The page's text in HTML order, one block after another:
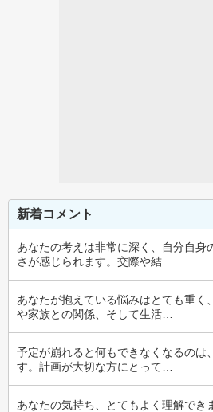
新着コメント
あなたの考えは非常に深く、自分自身
さが感じられます。交際や結…
あなたが抱えている悩みはとても重く
や家族との関係、そして生活…
予定が崩れると何もできなくなるのは
す。計画が大切な方にとって…
あなたの気持ち、とてもよく理解でき